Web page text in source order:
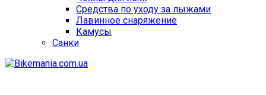
Средства по уходу за лыжами
Лавинное снаряжение
Камусы
Санки